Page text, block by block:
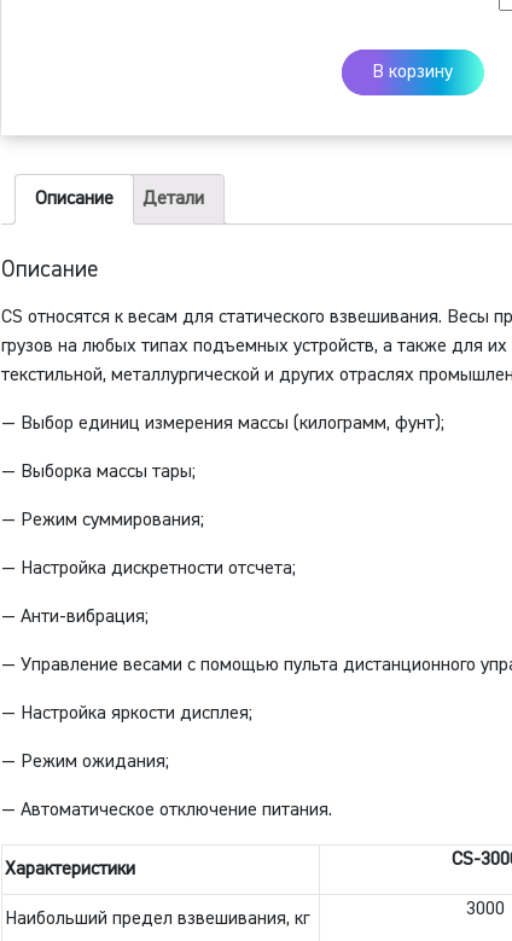
В корзину
Описание Детали
Описание
CS относятся к весам для статического взвешивания. Весы
грузов на любых типах подъемных устройств, а также для
текстильной, металлургической и других отраслях
— Выбор единиц измерения массы (килограмм, фунт);
— Выборка массы тары;
— Режим суммирования;
— Настройка дискретности отсчета;
— Анти-вибрация;
— Управление весами с помощью пульта дистанционного
— Настройка яркости дисплея;
— Режим ожидания;
— Автоматическое отключение питания.
Характеристики CS-
Наибольший предел взвешивания, кг 3000